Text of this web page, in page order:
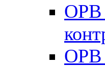
ОРВ
ОРВ